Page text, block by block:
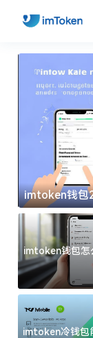
imtoken钱包
imtoken钱包怎
址？三步搞
imtoken冷钱包